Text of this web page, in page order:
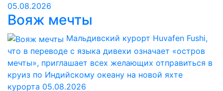
05.08.2026
Вояж мечты
Мальдивский курорт Huvafen Fushi,
что в переводе с языка дивехи означает «остров
мечты», приглашает всех желающих отправиться в
круиз по Индийскому океану на новой яхте
курорта 05.08.2026